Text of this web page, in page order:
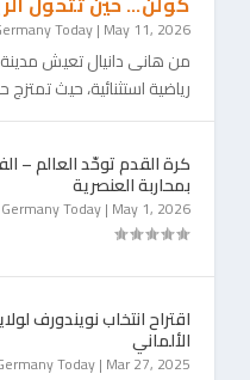
Today| May 11, 2026
رياضية استثنائية، حيث
كرة القدم توحّد العالم –
بمحاربة العنصرية
Germany Today| May 1, 2026
اقتراح انتخاب نويندورف
الألماني
Today| Mar 27, 2025